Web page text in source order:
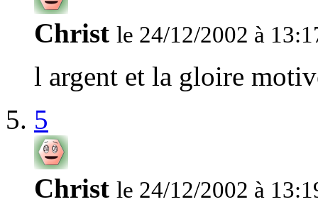
Christ le 24/12/2002 à
l argent et la gloire
5
Christ le 24/12/2002 à